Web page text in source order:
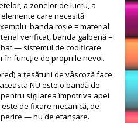
a zonelor de lucru, a
care necesită
banda roșie = material
verificat, banda galbenă =
— sistemul de codificare
în funcție de propriile nevoi.
a țesăturii de vâscoză face
NU este o bandă de
sigilarea împotriva apei
de fixare mecanică, de
— nu de etanșare.